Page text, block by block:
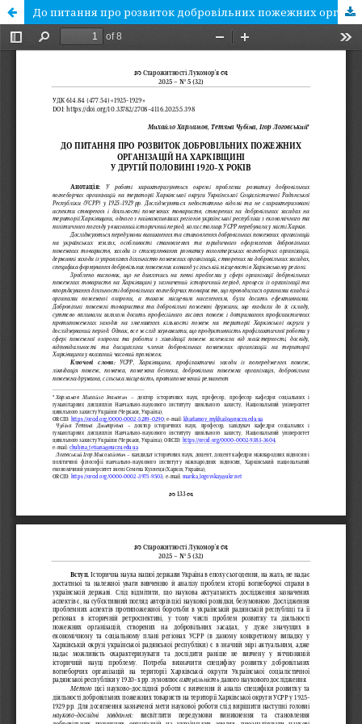
До питання про розвиток добровільних пожежних організацій на Харківщині у другій половині 1920-х років